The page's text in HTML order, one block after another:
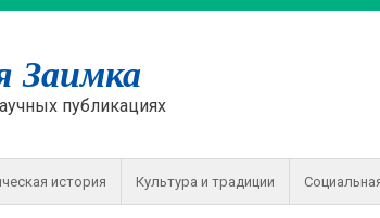
Заимка
публикациях
история Культура и традиции